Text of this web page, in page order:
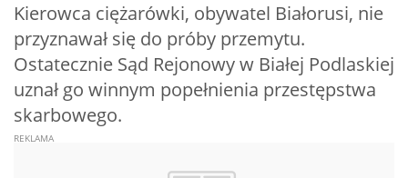
Kierowca ciężarówki, obywatel Białorusi, nie
przyznawał się do próby przemytu.
Ostatecznie Sąd Rejonowy w Białej Podlaskiej
uznał go winnym popełnienia przestępstwa
skarbowego.